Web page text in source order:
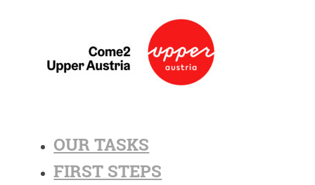
OUR TASKS
FIRST STEPS